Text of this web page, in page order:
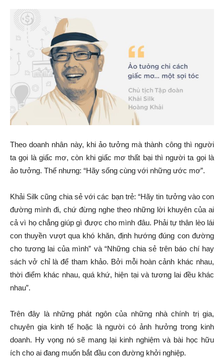
Theo doanh nhân này, khi ảo tưởng mà thành công thì người
ta gọi là giấc mơ, còn khi giấc mơ thất bại thì người ta gọi là
ảo tưởng. Thế nhưng: “Hãy sống cùng với những ước mơ”.
Khải Silk cũng chia sẻ với các bạn trẻ: “Hãy tin tưởng vào con
đường mình đi, chứ đừng nghe theo những lời khuyên của ai
cả vì họ chẳng giúp gì được cho mình đâu. Phải tự thân lèo lái
con thuyền vượt qua khó khăn, định hướng đúng con đường
cho tương lai của mình” và “Những chia sẻ trên báo chí hay
sách vở chỉ là để tham khảo. Bởi mỗi hoàn cảnh khác nhau,
thời điểm khác nhau, quá khứ, hiện tại và tương lai đều khác
nhau”.
Trên đây là những phát ngôn của những nhà chính trị gia,
chuyên gia kinh tế hoặc là người có ảnh hưởng trong kinh
doanh. Hy vọng nó sẽ mang lại kinh nghiệm và bài học hữu
ích cho ai đang muốn bắt đầu con đường khởi nghiệp.